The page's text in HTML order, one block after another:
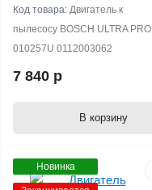
Код товара: Двигатель к
пылесосу BOSCH ULTRA PRO
010257U 0112003062
7 840 р
В корзину
Новинка